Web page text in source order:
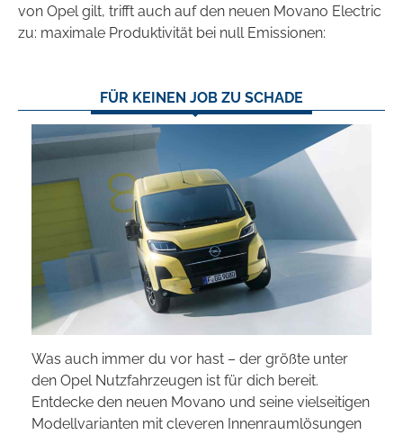
von Opel gilt, trifft auch auf den neuen Movano Electric
zu: maximale Produktivität bei null Emissionen:
FÜR KEINEN JOB ZU SCHADE
Was auch immer du vor hast – der größte unter
den Opel Nutzfahrzeugen ist für dich bereit.
Entdecke den neuen Movano und seine vielseitigen
Modellvarianten mit cleveren Innenraumlösungen